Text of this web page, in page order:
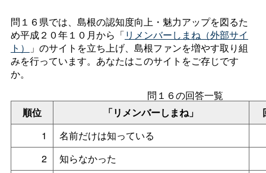
問１６県では、島根の認知度向上・魅力アップを図るた
め平成２０年１０月から「リメンバーしまね（外部サイ
ト）
」のサイトを立ち上げ、島根ファンを増やす取り組
みを行っています。あなたはこのサイトをご存じです
か。
問１６の回答一覧
順位
「リメンバーしまね」
1
名前だけは知っている
2
知らなかった